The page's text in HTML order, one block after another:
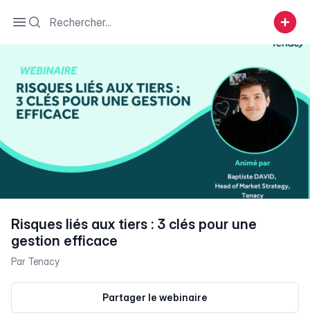
Open sidebar
Search
Risques liés aux tiers : 3 clés pour une
gestion efficace
Par Tenacy
Partager le webinaire